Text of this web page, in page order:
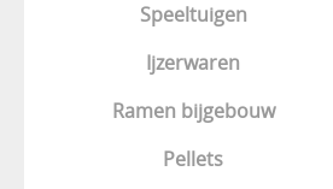
Speeltuigen
Ijzerwaren
Ramen bijgebouw
Pellets